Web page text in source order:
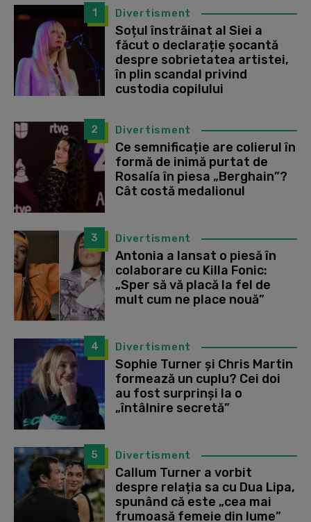
1 Divertisment
Soțul înstrăinat al Siei a
făcut o declarație șocantă
despre sobrietatea artistei,
în plin scandal privind
custodia copilului
2 Divertisment
Ce semnificație are colierul în
formă de inimă purtat de
Rosalía în piesa „Berghain”?
Cât costă medalionul
3 Divertisment
Antonia a lansat o piesă în
colaborare cu Killa Fonic:
„Sper să vă placă la fel de
mult cum ne place nouă”
4 Divertisment
Sophie Turner și Chris Martin
formează un cuplu? Cei doi
au fost surprinși la o
„întâlnire secretă”
5 Divertisment
Callum Turner a vorbit
despre relația sa cu Dua Lipa,
spunând că este „cea mai
frumoasă femeie din lume”